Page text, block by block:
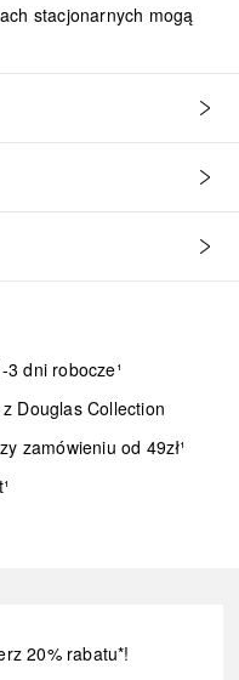
stacjonarnych mogą
dni robocze¹
Douglas Collection
zamówieniu od 49zł¹
20% rabatu*!